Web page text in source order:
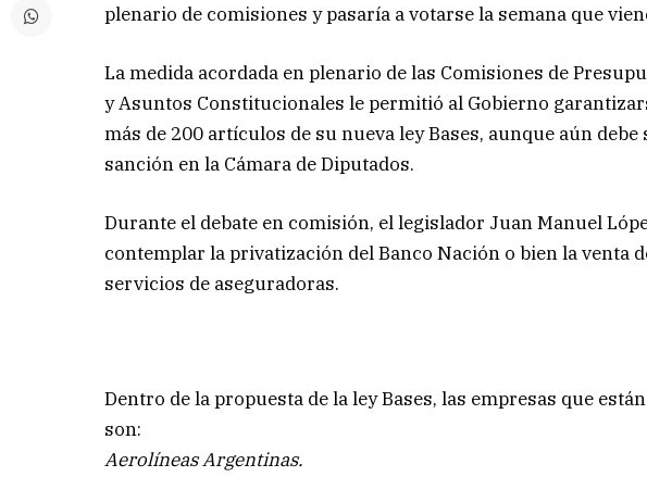
plenario de comisiones y pasaría a votarse la semana que
La medida acordada en plenario de las Comisiones de
y Asuntos Constitucionales le permitió al Gobierno
más de 200 artículos de su nueva ley Bases, aunque aún
sanción en la Cámara de Diputados.
Durante el debate en comisión, el legislador Juan Manuel
contemplar la privatización del Banco Nación o bien la venta
servicios de aseguradoras.
Dentro de la propuesta de la ley Bases, las empresas que
son:
Aerolíneas Argentinas.